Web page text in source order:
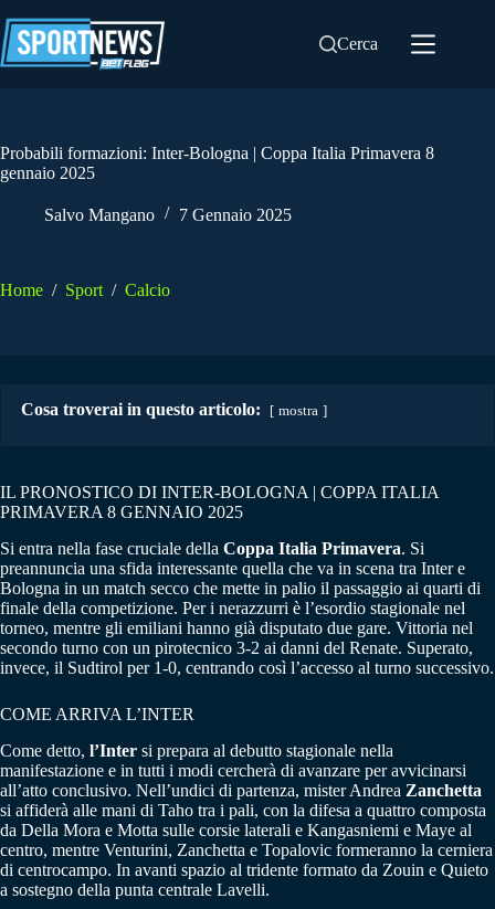
al
contenuto
Cerca
Probabili formazioni: Inter-Bologna | Coppa Italia Primavera 8
gennaio 2025
Salvo Mangano 7 Gennaio 2025
Home / Sport / Calcio
Cosa troverai in questo articolo: mostra
IL PRONOSTICO DI INTER-BOLOGNA | COPPA ITALIA
PRIMAVERA 8 GENNAIO 2025
Si entra nella fase cruciale della Coppa Italia Primavera. Si
preannuncia una sfida interessante quella che va in scena tra Inter e
Bologna in un match secco che mette in palio il passaggio ai quarti di
finale della competizione. Per i nerazzurri è l’esordio stagionale nel
torneo, mentre gli emiliani hanno già disputato due gare. Vittoria nel
secondo turno con un pirotecnico 3-2 ai danni del Renate. Superato,
invece, il Sudtirol per 1-0, centrando così l’accesso al turno successivo.
COME ARRIVA L’INTER
Come detto, l’Inter si prepara al debutto stagionale nella
manifestazione e in tutti i modi cercherà di avanzare per avvicinarsi
all’atto conclusivo. Nell’undici di partenza, mister Andrea Zanchetta
si affiderà alle mani di Taho tra i pali, con la difesa a quattro composta
da Della Mora e Motta sulle corsie laterali e Kangasniemi e Maye al
centro, mentre Venturini, Zanchetta e Topalovic formeranno la cerniera
di centrocampo. In avanti spazio al tridente formato da Zouin e Quieto
a sostegno della punta centrale Lavelli.